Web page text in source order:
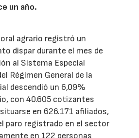
un año.
agrario registró un
dispar durante el mes de
al Sistema Especial
Régimen General de la
descendió un 6,09%
con 40.605 cotizantes
en 626.171 afiliados,
paro registrado en el sector
en 122 personas